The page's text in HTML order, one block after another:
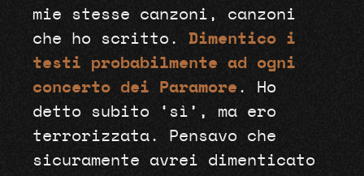
mie stesse canzoni, canzoni
che ho scritto. Dimentico i
testi probabilmente ad ogni
concerto dei Paramore . Ho
detto subito ‘sì’, ma ero
terrorizzata. Pensavo che
sicuramente avrei dimenticato